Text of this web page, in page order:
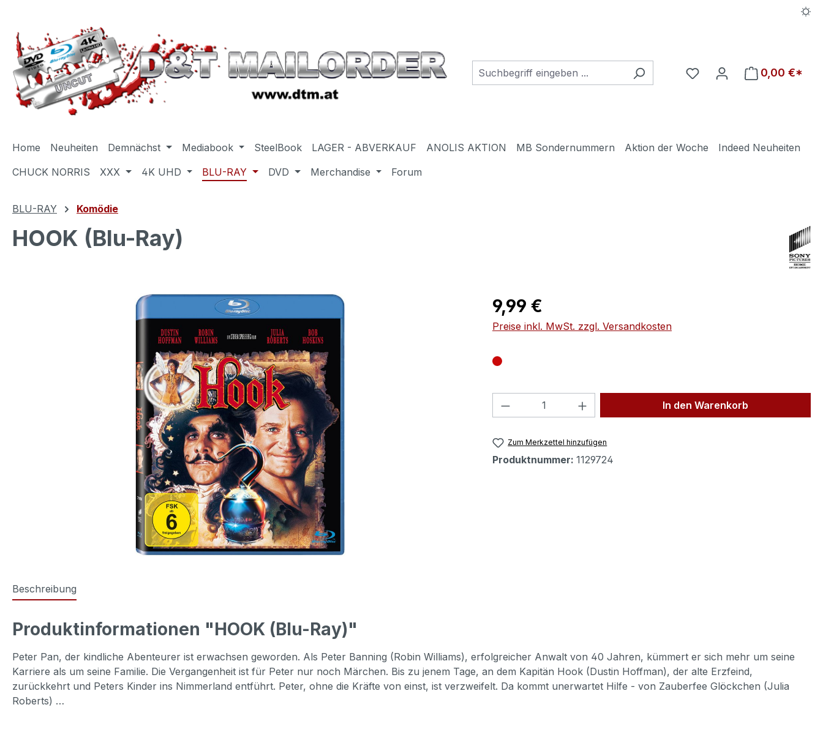
Du hast 0 Produkte auf
0,00 €*
Home Neuheiten Demnächst Mediabook SteelBook LAGER - ABVERKAUF ANOLIS AKTION MB Sondernummern Aktion der Woche
Indeed Neuheiten
CHUCK NORRIS
XXX 4K UHD BLU-RAY DVD Merchandise Forum
BLU-RAY Komödie
HOOK (Blu-Ray)
Regulärer Preis:
9,99 €
Preise inkl. MwSt. zzgl. Versandkosten
Produkt Anzahl: Gib den gewünschten Wert
In den Warenkorb
Zum Merkzettel hinzufügen
Produktnummer: 1129724
Beschreibung
Produktinformationen "HOOK (Blu-Ray)"
Peter Pan, der kindliche Abenteurer ist erwachsen geworden. Als Peter Banning (Robin Williams), erfolgreicher Anwalt von 40 Jahren, kümmert er sich mehr um seine
Karriere als um seine Familie. Die Vergangenheit ist für Peter nur noch Märchen. Bis zu jenem Tage, an dem Kapitän Hook (Dustin Hoffman), der alte Erzfeind,
zurückkehrt und Peters Kinder ins Nimmerland entführt. Peter, ohne die Kräfte von einst, ist verzweifelt. Da kommt unerwartet Hilfe - von Zauberfee Glöckchen (Julia
Roberts) …